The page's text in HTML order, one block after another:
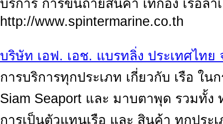
บริการ การขนถ่ายสินค้า เทกอง เรือล
http://www.spintermarine.co.th
บริษัท เอฟ. เอช. แบรทลิ่ง ประเทศไทย
การบริการทุกประเภท เกี่ยวกับ เรือ ใ
Siam Seaport และ มาบตาพุด รวมทั้ง
การเป็นตัวแทนเรือ และ สินค้า ทุกประ